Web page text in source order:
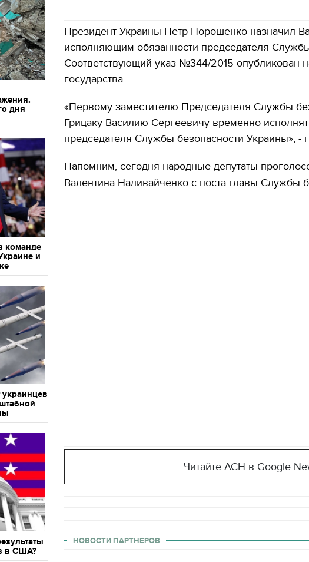
дня
команде
и
украинцев
в США?
Президент Украины Петр Порошенко назначил
исполняющим обязанности председателя
Соответствующий указ №344/2015 опубликован
государства.
«Первому заместителю Председателя Службы
Грицаку Василию Сергеевичу временно
председателя Службы безопасности Украины», -
Напомним, сегодня народные депутаты
Валентина Наливайченко с поста главы Службы
Читайте АСН в Google
НОВОСТИ ПАРТНЕРОВ